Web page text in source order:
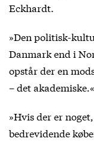
Eckhardt.
»Den politisk-
Danmark end i
opstår der en
– det akademiske.«
»Hvis der er
bedrevidende